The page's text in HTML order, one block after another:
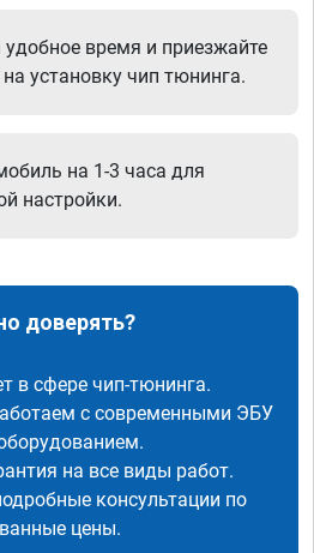
время и приезжайте
установку чип тюнинга.
на 1-3 часа для
настройки.
доверять?
в сфере чип-тюнинга.
с современными ЭБУ
на все виды работ.
консультации по
цены.